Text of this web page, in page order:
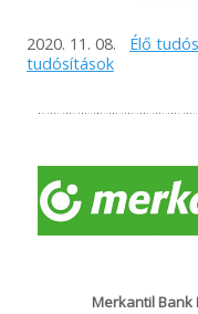
2020. 11. 08. Élő
tudósítások
Merkantil Bank